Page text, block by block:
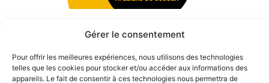
Gérer le consentement
Pour offrir les meilleures expériences, nous utilisons des technologies
telles que les cookies pour stocker et/ou accéder aux informations des
appareils. Le fait de consentir à ces technologies nous permettra de